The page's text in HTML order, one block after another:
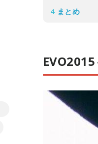
4 まとめ